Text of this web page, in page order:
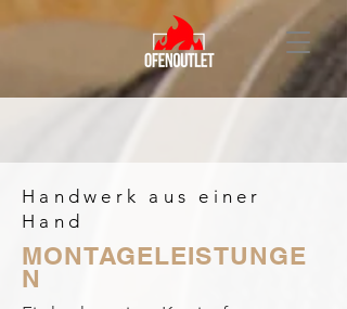
Handwerk aus einer
Hand
MONTAGELEISTUNGE
N